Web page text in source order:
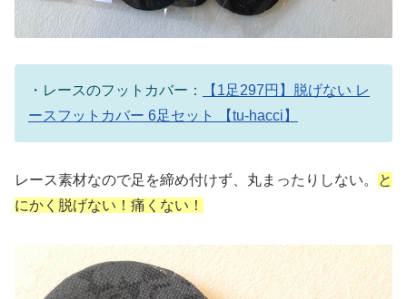
・レースのフットカバー：
【1足297円】脱げない レ
ースフットカバー 6足セット 【tu-hacci】
レース素材なので足を締め付けず、丸まったりしない。
と
にかく脱げない！痛くない！